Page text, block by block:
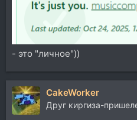
- это "личное"))
CakeWorker
Друг киргиза-